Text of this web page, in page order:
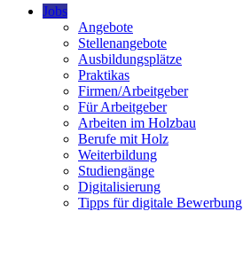
Jobs
Angebote
Stellenangebote
Ausbildungsplätze
Praktikas
Firmen/Arbeitgeber
Für Arbeitgeber
Arbeiten im Holzbau
Berufe mit Holz
Weiterbildung
Studiengänge
Digitalisierung
Tipps für digitale Bewerbung